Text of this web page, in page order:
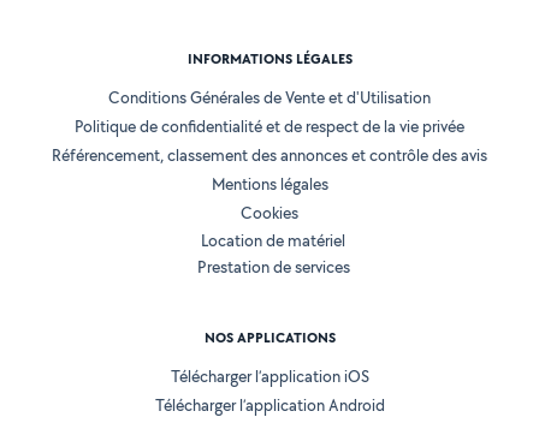
INFORMATIONS LÉGALES
Conditions Générales de Vente et d'Utilisation
Politique de confidentialité et de respect de la vie privée
Référencement, classement des annonces et contrôle des avis
Mentions légales
Cookies
Location de matériel
Prestation de services
NOS APPLICATIONS
Télécharger l’application iOS
Télécharger l’application Android